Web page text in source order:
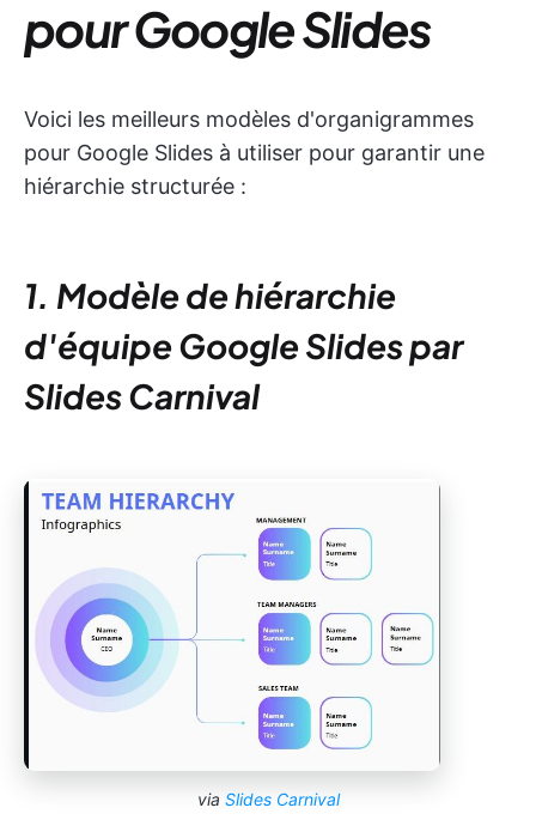
pour Google Slides
Voici les meilleurs modèles d'organigrammes
pour Google Slides à utiliser pour garantir une
hiérarchie structurée :
1. Modèle de hiérarchie
d'équipe Google Slides par
Slides Carnival
via Slides Carnival